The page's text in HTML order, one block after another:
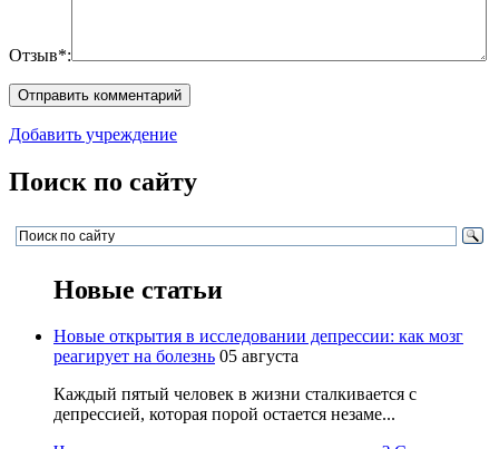
Отзыв*:
Добавить учреждение
Поиск по сайту
Новые статьи
Новые открытия в исследовании депрессии: как мозг
реагирует на болезнь 05 августа
Каждый пятый человек в жизни сталкивается с
депрессией, которая порой остается незаме...